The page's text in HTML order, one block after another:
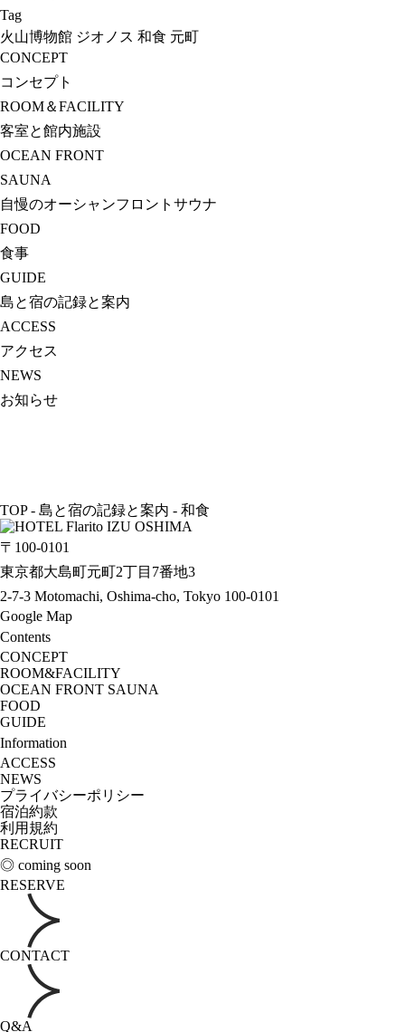
Tag
火山博物館 ジオノス 和食 元町
CONCEPT
コンセプト
ROOM＆FACILITY
客室と館内施設
OCEAN FRONT
SAUNA
自慢のオーシャンフロントサウナ
FOOD
食事
GUIDE
島と宿の記録と案内
ACCESS
アクセス
NEWS
お知らせ
TOP - 島と宿の記録と案内 - 和食
〒100-0101
東京都大島町元町2丁目7番地3
2-7-3 Motomachi, Oshima-cho, Tokyo 100-0101
Google Map
Contents
CONCEPT
ROOM&FACILITY
OCEAN FRONT SAUNA
FOOD
GUIDE
Information
ACCESS
NEWS
プライバシーポリシー
宿泊約款
利用規約
RECRUIT
◎ coming soon
RESERVE
CONTACT
Q&A